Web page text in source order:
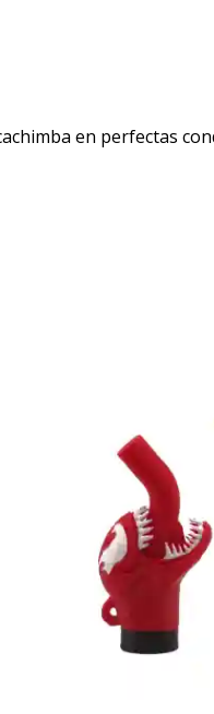
en perfectas